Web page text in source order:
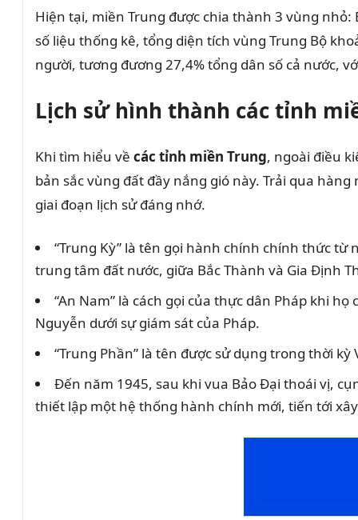
Hiện tại, miền Trung được chia thành 3 vùng nhỏ:
số liệu thống kê, tổng diện tích vùng Trung Bộ
người, tương đương 27,4% tổng dân số cả nước,
Lịch sử hình thành các tỉnh
Khi tìm hiểu về các tỉnh miền Trung, ngoài điều
bản sắc vùng đất đầy nắng gió này. Trải qua
giai đoạn lịch sử đáng nhớ.
“Trung Kỳ” là tên gọi hành chính chính thức
trung tâm đất nước, giữa Bắc Thành và Gia Định
“An Nam” là cách gọi của thực dân Pháp khi
Nguyễn dưới sự giám sát của Pháp.
“Trung Phần” là tên được sử dụng trong thời
Đến năm 1945, sau khi vua Bảo Đại thoái vị,
thiết lập một hệ thống hành chính mới, tiến tới